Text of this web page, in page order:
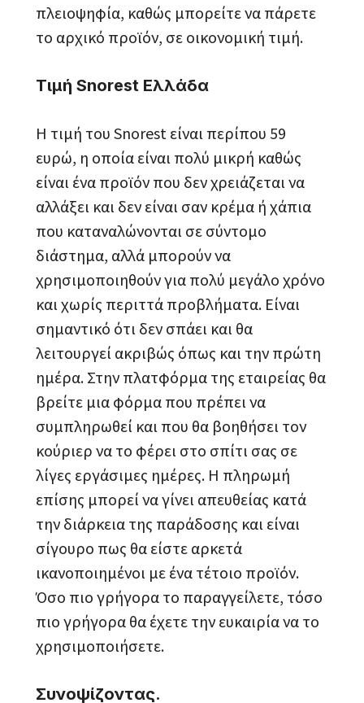
πλειοψηφία, καθώς μπορείτε να πάρετε
το αρχικό προϊόν, σε οικονομική τιμή.
Τιμή Snorest Ελλάδα
Η τιμή του Snorest είναι περίπου 59
ευρώ, η οποία είναι πολύ μικρή καθώς
είναι ένα προϊόν που δεν χρειάζεται να
αλλάξει και δεν είναι σαν κρέμα ή χάπια
που καταναλώνονται σε σύντομο
διάστημα, αλλά μπορούν να
χρησιμοποιηθούν για πολύ μεγάλο χρόνο
και χωρίς περιττά προβλήματα. Είναι
σημαντικό ότι δεν σπάει και θα
λειτουργεί ακριβώς όπως και την πρώτη
ημέρα. Στην πλατφόρμα της εταιρείας θα
βρείτε μια φόρμα που πρέπει να
συμπληρωθεί και που θα βοηθήσει τον
κούριερ να το φέρει στο σπίτι σας σε
λίγες εργάσιμες ημέρες. Η πληρωμή
επίσης μπορεί να γίνει απευθείας κατά
την διάρκεια της παράδοσης και είναι
σίγουρο πως θα είστε αρκετά
ικανοποιημένοι με ένα τέτοιο προϊόν.
Όσο πιο γρήγορα το παραγγείλετε, τόσο
πιο γρήγορα θα έχετε την ευκαιρία να το
χρησιμοποιήσετε.
Συνοψίζοντας.